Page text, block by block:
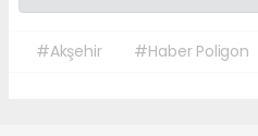
#Akşehir #Haber Poligon